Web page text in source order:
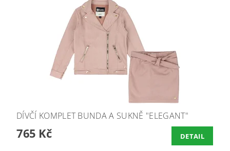
DÍVČÍ KOMPLET BUNDA A SUKNĚ "ELEGANT"
765 Kč DETAIL